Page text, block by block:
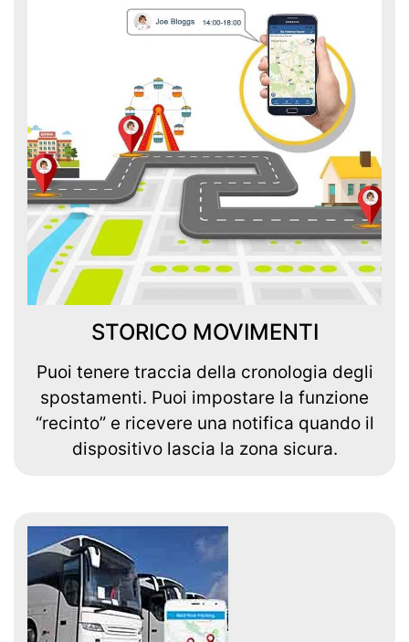
STORICO MOVIMENTI
Puoi tenere traccia della cronologia degli
spostamenti. Puoi impostare la funzione
“recinto” e ricevere una notifica quando il
dispositivo lascia la zona sicura.